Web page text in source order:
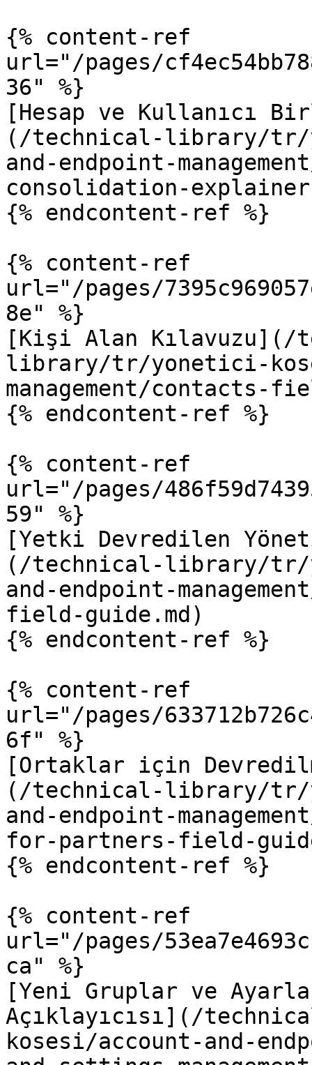
{% content-ref
url="/pages/
36" %}
[Hesap ve Kullanıcı
(/technical-library/tr/
and-endpoint-
consolidation-
{% endcontent-ref %}
{% content-ref
url="/pages/
8e" %}
[Kişi Alan Kılavuzu](/
library/tr/yonetici-
management/contacts-
{% endcontent-ref %}
{% content-ref
url="/pages/
59" %}
[Yetki Devredilen
(/technical-library/tr/
and-endpoint-
field-guide.md)
{% endcontent-ref %}
{% content-ref
url="/pages/
6f" %}
[Ortaklar için
(/technical-library/tr/
and-endpoint-
for-partners-field-
{% endcontent-ref %}
{% content-ref
url="/pages/
ca" %}
[Yeni Gruplar ve
Açıklayıcısı](/
kosesi/account-and-